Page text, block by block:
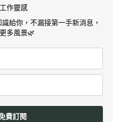
作靈感
給你，不漏接第一手新消息，
多風景🌿
費訂閱